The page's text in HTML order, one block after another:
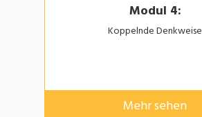
Modul 4:
Koppelnde Denkweise
Mehr sehen